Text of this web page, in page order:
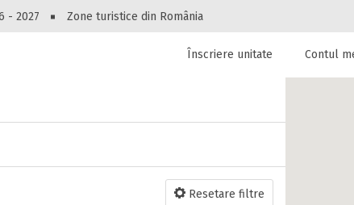
- 2027 Zone turistice din România
10549 oferte de cazare!
vile, apartamente sau alte unitați de cazare
Înscriere unitate Contul
Resetare filtre